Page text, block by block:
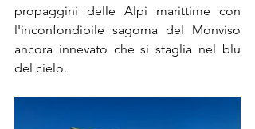
propaggini delle Alpi marittime con
l'inconfondibile sagoma del Monviso
ancora innevato che si staglia nel blu
del cielo.